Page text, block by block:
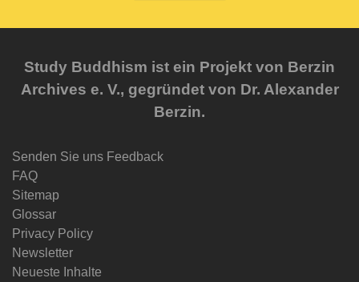
Study Buddhism ist ein Projekt von Berzin
Archives e. V., gegründet von Dr. Alexander
Berzin.
Senden Sie uns Feedback
FAQ
Sitemap
Glossar
Privacy Policy
Newsletter
Neueste Inhalte